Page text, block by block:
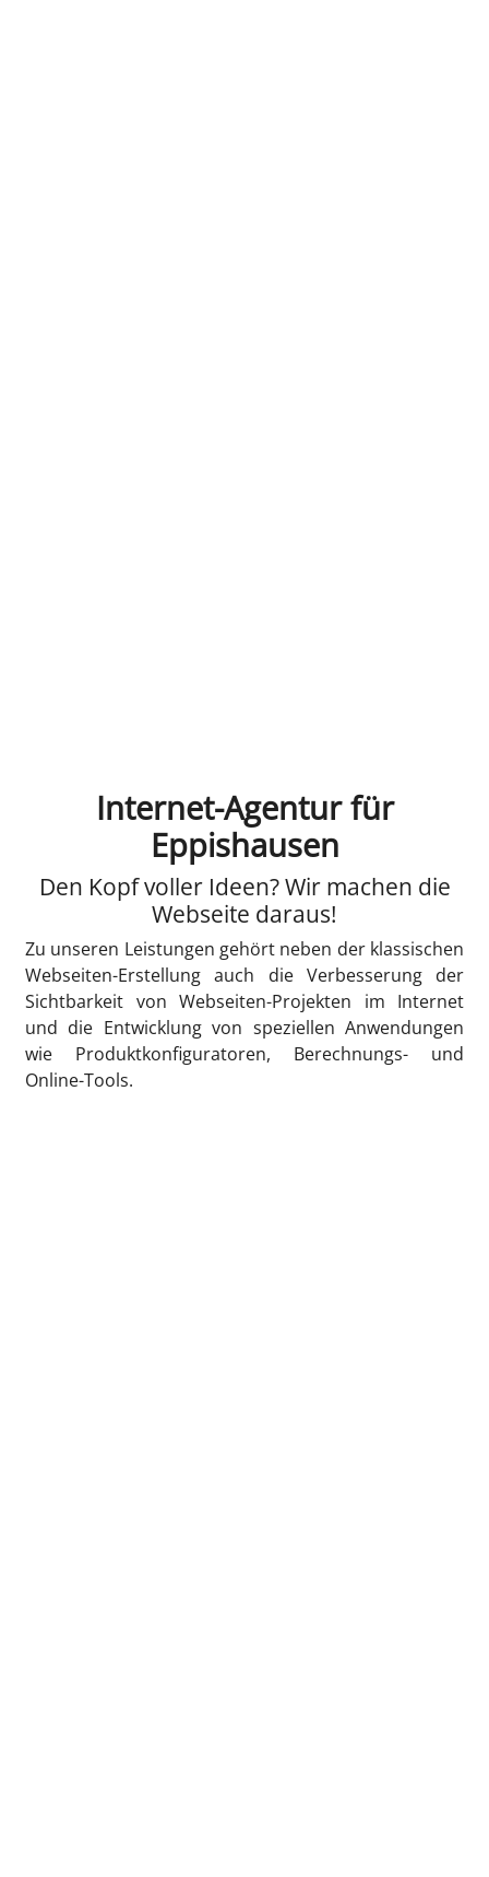
Internet-Agentur für
Eppishausen
Den Kopf voller Ideen? Wir machen die
Webseite daraus!
Zu unseren Leistungen gehört neben der klassischen
Webseiten-Erstellung auch die Verbesserung der
Sichtbarkeit von Webseiten-Projekten im Internet
und die Entwicklung von speziellen Anwendungen
wie Produktkonfiguratoren, Berechnungs- und
Online-Tools.